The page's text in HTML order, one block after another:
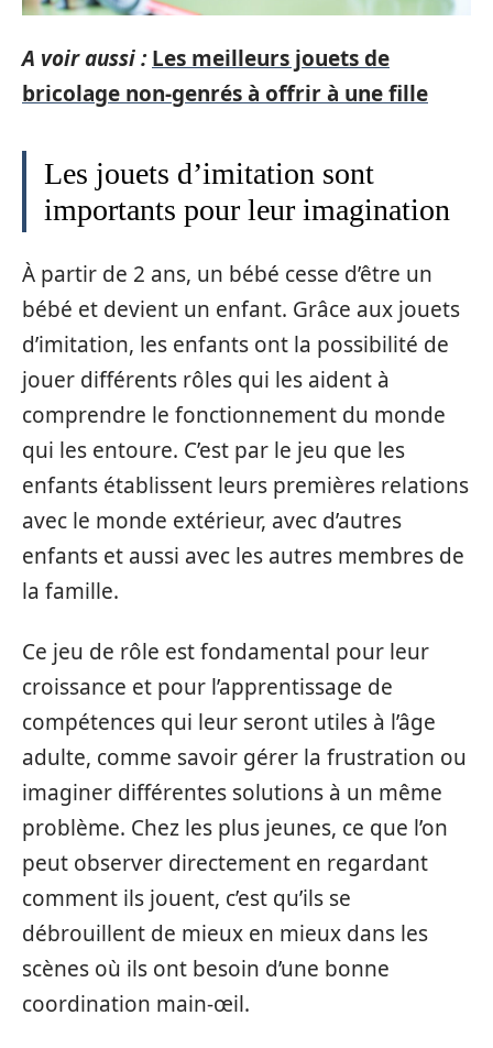
A voir aussi : Les meilleurs jouets de
bricolage non-genrés à offrir à une fille
Les jouets d’imitation sont
importants pour leur imagination
À partir de 2 ans, un bébé cesse d’être un
bébé et devient un enfant. Grâce aux jouets
d’imitation, les enfants ont la possibilité de
jouer différents rôles qui les aident à
comprendre le fonctionnement du monde
qui les entoure. C’est par le jeu que les
enfants établissent leurs premières relations
avec le monde extérieur, avec d’autres
enfants et aussi avec les autres membres de
la famille.
Ce jeu de rôle est fondamental pour leur
croissance et pour l’apprentissage de
compétences qui leur seront utiles à l’âge
adulte, comme savoir gérer la frustration ou
imaginer différentes solutions à un même
problème. Chez les plus jeunes, ce que l’on
peut observer directement en regardant
comment ils jouent, c’est qu’ils se
débrouillent de mieux en mieux dans les
scènes où ils ont besoin d’une bonne
coordination main-œil.